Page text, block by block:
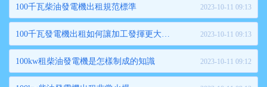
100千瓦柴油發電機出租規范標準 2023-10-11 09:13
100千瓦發電機出租如何讓加工發揮更大的優勢呢 2023-10-11 09:13
100kw租柴油發電機是怎樣制成的知識 2023-10-11 09:12